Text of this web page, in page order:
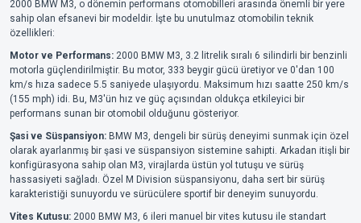
2000 BMW M3, o dönemin performans otomobilleri arasında önemli bir yere
sahip olan efsanevi bir modeldir. İşte bu unutulmaz otomobilin teknik
özellikleri:
Motor ve Performans: 2000 BMW M3, 3.2 litrelik sıralı 6 silindirli bir benzinli
motorla güçlendirilmiştir. Bu motor, 333 beygir gücü üretiyor ve 0'dan 100
km/s hıza sadece 5.5 saniyede ulaşıyordu. Maksimum hızı saatte 250 km/s
(155 mph) idi. Bu, M3'ün hız ve güç açısından oldukça etkileyici bir
performans sunan bir otomobil olduğunu gösteriyor.
Şasi ve Süspansiyon: BMW M3, dengeli bir sürüş deneyimi sunmak için özel
olarak ayarlanmış bir şasi ve süspansiyon sistemine sahipti. Arkadan itişli bir
konfigürasyona sahip olan M3, virajlarda üstün yol tutuşu ve sürüş
hassasiyeti sağladı. Özel M Division süspansiyonu, daha sert bir sürüş
karakteristiği sunuyordu ve sürücülere sportif bir deneyim sunuyordu.
Vites Kutusu: 2000 BMW M3, 6 ileri manuel bir vites kutusu ile standart